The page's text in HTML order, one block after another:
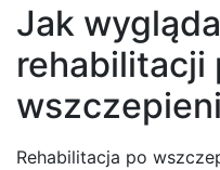
Jak
rehabilitacji
Rehabilitacja po